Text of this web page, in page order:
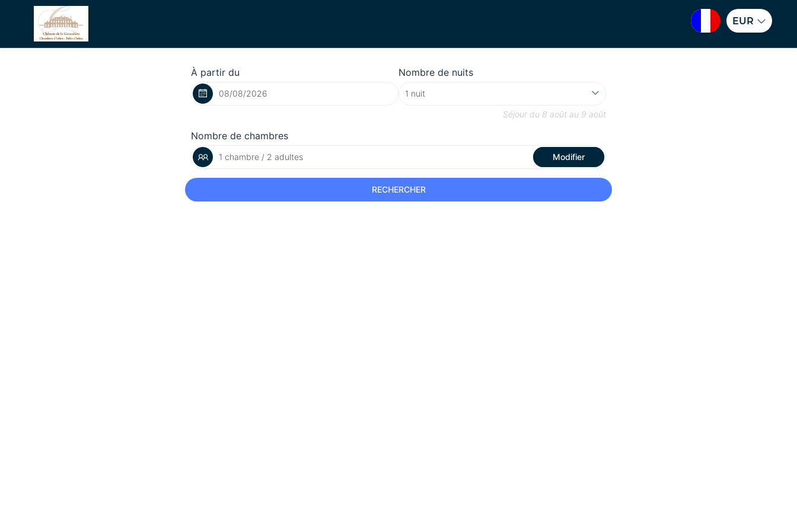
EUR
À partir du Nombre de nuits
Séjour du 8 août au 9 août
Nombre de chambres
1 chambre / 2 adultes Modifier